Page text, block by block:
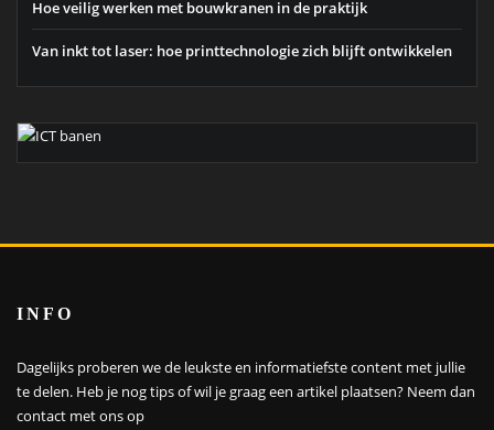
Hoe veilig werken met bouwkranen in de praktijk
Van inkt tot laser: hoe printtechnologie zich blijft ontwikkelen
INFO
Dagelijks proberen we de leukste en informatiefste content met jullie
te delen. Heb je nog tips of wil je graag een artikel plaatsen? Neem dan
contact met ons op